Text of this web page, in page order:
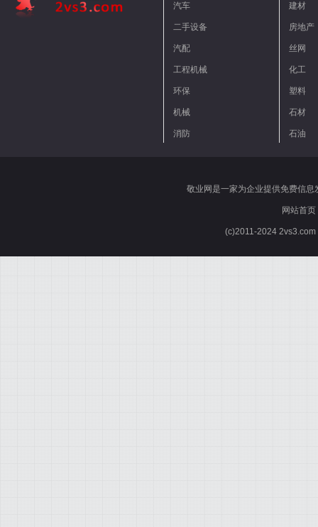
汽车
二手设备
汽配
工程机械
环保
机械
消防
建材
房地产
丝网
化工
塑料
石材
石油
敬业网是一家为企业提供免费信
网站首页
(c)2011-2024